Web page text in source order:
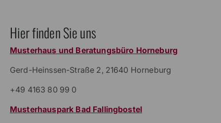
Hier finden Sie uns
Musterhaus und Beratungsbüro Horneburg
Gerd-Heinssen-Straße 2, 21640 Horneburg
+49 4163 80 99 0
Musterhauspark Bad Fallingbostel